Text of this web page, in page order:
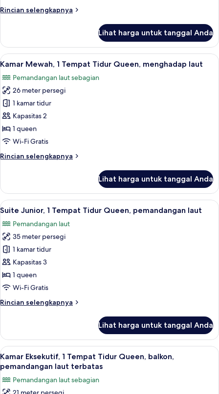
Rincian selengkapnya
Rincian
Kamar
Superior,
pemandangan
terbatas
Lihat harga untuk tanggal Anda
Lihat
semua
foto
untuk
Kamar
Mewah,
1
Tempat
Queen,
Kamar Mewah, 1 Tempat Tidur
7
Kamar Mewah, 1 Tempat Tidur Queen, menghadap laut
Pemandangan laut sebagian
26 meter persegi
1 kamar tidur
Kapasitas 2
1 queen
Wi-Fi Gratis
Rincian selengkapnya
Rincian
Kamar
Mewah,
1
Tidur
Queen,
menghadap
laut
Lihat harga untuk tanggal Anda
Lihat
semua
foto
untuk
Suite
Junior,
1
Tempat
Queen,
Suite Junior, 1 Tempat Tidur
10
Suite Junior, 1 Tempat Tidur Queen, pemandangan laut
Pemandangan laut
35 meter persegi
1 kamar tidur
Kapasitas 3
1 queen
Wi-Fi Gratis
Rincian selengkapnya
Rincian
Suite
Junior,
1
Tempat
Tidur
Queen,
pemandangan
Lihat harga untuk tanggal Anda
Lihat
semua
foto
untuk
Kamar Eksekutif, 1 Tempat Tidur
6
Kamar Eksekutif, 1 Tempat Tidur Queen, balkon,
pemandangan laut terbatas
Pemandangan laut sebagian